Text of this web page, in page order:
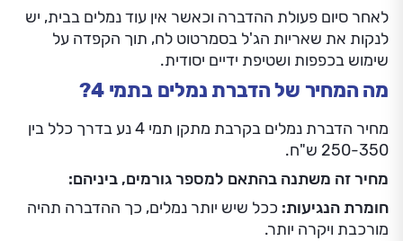
לאחר סיום פעולת ההדברה וכאשר אין עוד נמלים בבית, יש
לנקות את שאריות הג'ל בסמרטוט לח, תוך הקפדה על
שימוש בכפפות ושטיפת ידיים יסודית.
מה המחיר של הדברת נמלים בתמי 4?
מחיר הדברת נמלים בקרבת מתקן תמי 4 נע בדרך כלל בין
250-350 ש"ח.
מחיר זה משתנה בהתאם למספר גורמים, ביניהם:
חומרת הנגיעות: ככל שיש יותר נמלים, כך ההדברה תהיה
מורכבת ויקרה יותר.